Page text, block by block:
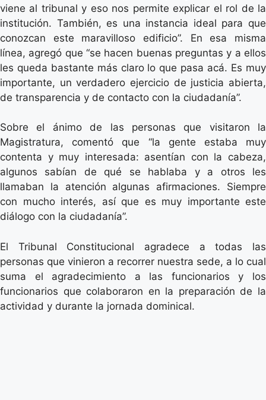
viene al tribunal y eso nos permite explicar el rol de la
institución. También, es una instancia ideal para que
conozcan este maravilloso edificio”. En esa misma
línea, agregó que “se hacen buenas preguntas y a ellos
les queda bastante más claro lo que pasa acá. Es muy
importante, un verdadero ejercicio de justicia abierta,
de transparencia y de contacto con la ciudadanía”.
Sobre el ánimo de las personas que visitaron la
Magistratura, comentó que “la gente estaba muy
contenta y muy interesada: asentían con la cabeza,
algunos sabían de qué se hablaba y a otros les
llamaban la atención algunas afirmaciones. Siempre
con mucho interés, así que es muy importante este
diálogo con la ciudadanía”.
El Tribunal Constitucional agradece a todas las
personas que vinieron a recorrer nuestra sede, a lo cual
suma el agradecimiento a las funcionarios y los
funcionarios que colaboraron en la preparación de la
actividad y durante la jornada dominical.